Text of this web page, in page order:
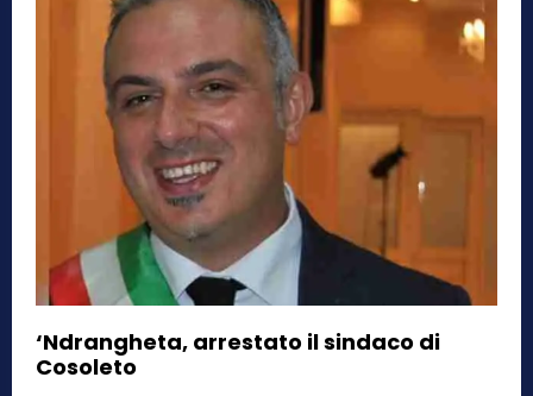
‘Ndrangheta, arrestato il sindaco di
Cosoleto